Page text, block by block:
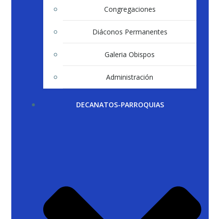
Congregaciones
Diáconos Permanentes
Galeria Obispos
Administración
DECANATOS-PARROQUIAS